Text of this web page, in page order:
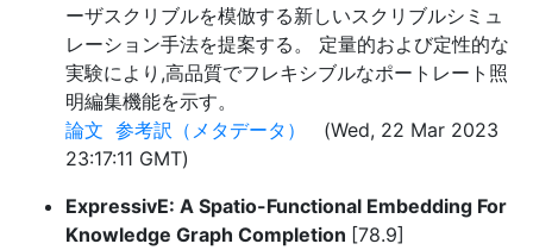
ーザスクリブルを模倣する新しいスクリブルシミュ
レーション手法を提案する。 定量的および定性的な
実験により,高品質でフレキシブルなポートレート照
明編集機能を示す。
論文 参考訳（メタデータ）
(Wed, 22 Mar 2023
23:17:11 GMT)
ExpressivE: A Spatio-Functional Embedding For
Knowledge Graph Completion [78.9]